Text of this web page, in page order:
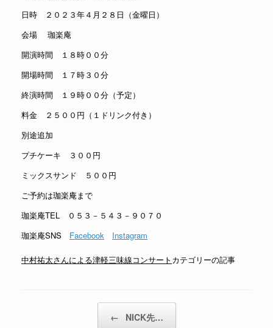
日時 ２０２３年４月２８日（金曜日）
会場 珈楽庵
開演時間 １８時００分
開場時間 １７時３０分
終演時間 １９時００分（予定）
料金 ２５００円（１ドリンク付き）
別途追加
プチケーキ ３００円
ミックスサンド ５００円
ご予約は珈楽庵まで
珈楽庵TEL ０５３－５４３－９０７０
珈楽庵SNS Facebook Instagram
中村祐太さんによる津軽三味線コンサート カテゴリーの記事
← NICK先…